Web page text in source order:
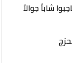
شاباً جوالاً